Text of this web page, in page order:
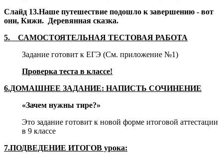
Слайд 13.Наше путешествие подошло к завершению - вот
они, Кижи. Деревянная сказка.
5. САМОСТОЯТЕЛЬНАЯ ТЕСТОВАЯ РАБОТА
Задание готовит к ЕГЭ (См. приложение №1)
Проверка теста в классе!
6.ДОМАШНЕЕ ЗАДАНИЕ: НАПИСТЬ СОЧИНЕНИЕ
«Зачем нужны тире?»
Это задание готовит к новой форме итоговой аттестации
в 9 классе
7.ПОДВЕДЕНИЕ ИТОГОВ урока: